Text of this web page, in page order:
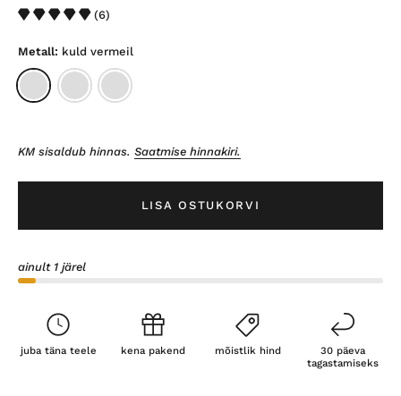
(6)
Metall: kuld vermeil
KM sisaldub hinnas. Saatmise hinnakiri.
LISA OSTUKORVI
ainult 1 järel
juba täna teele kena pakend mõistlik hind
30 päeva
tagastamiseks